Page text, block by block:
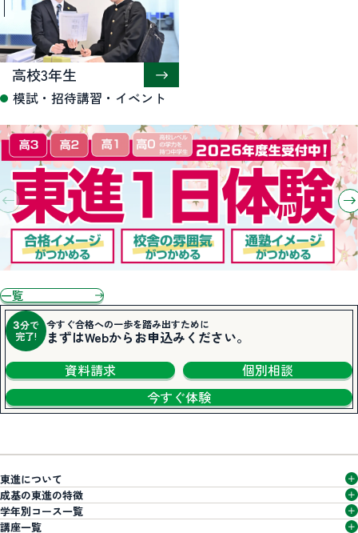
高校3年生
模試・招待講習・イベント
一覧
3分で
完了!
今すぐ合格への一歩を踏み出すために
まずはWebからお申込みください。
資料請求
個別相談
今すぐ体験
東進について
成基の東進の特徴
学年別コース一覧
講座一覧